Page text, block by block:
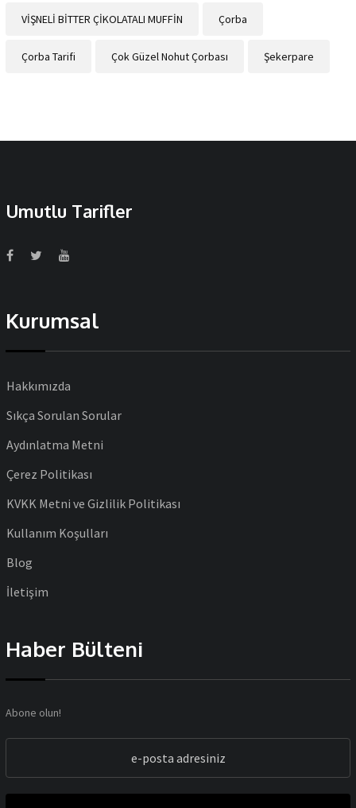
VİŞNELİ BİTTER ÇİKOLATALI MUFFİN Çorba
Çorba Tarifi Çok Güzel Nohut Çorbası Şekerpare
Umutlu Tarifler
Kurumsal
Hakkımızda
Sıkça Sorulan Sorular
Aydınlatma Metni
Çerez Politikası
KVKK Metni ve Gizlilik Politikası
Kullanım Koşulları
Blog
İletişim
Haber Bülteni
Abone olun!